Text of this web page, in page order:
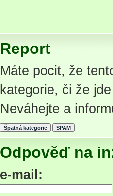
Report
Máte pocit, že
kategorie, či že
Neváhejte a
Odpověď na
e-mail: